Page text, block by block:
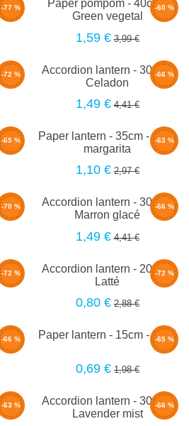
-77 %
-
-60 %
Paper pompom - 40cm -
Green vegetal
1,59 € 3,99 €
-72 %
-
-66 %
Accordion lantern - 30cm -
Celadon
1,49 € 4,41 €
-65 %
-
-63 %
Paper lantern - 35cm - Lime
margarita
1,10 € 2,97 €
-70 % -66 %
Accordion lantern - 30cm -
Marron glacé
1,49 € 4,41 €
-72 %
-
-72 %
Accordion lantern - 20cm -
Latté
0,80 € 2,88 €
-66 %
-
-65 %
Paper lantern - 15cm - Latté
0,69 € 1,98 €
-63 %
-
-66 %
Accordion lantern - 30cm -
Lavender mist